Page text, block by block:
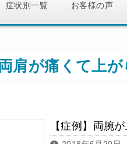
症状別一覧 お客様の声
肩が痛くて上
【症例】両腕